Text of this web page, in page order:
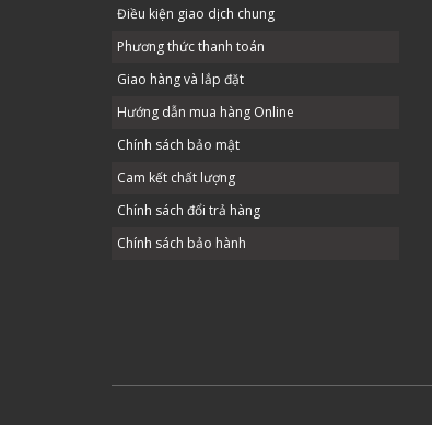
Điều kiện giao dịch chung
Phương thức thanh toán
Giao hàng và lắp đặt
Hướng dẫn mua hàng Online
Chính sách bảo mật
Cam kết chất lượng
Chính sách đổi trả hàng
Chính sách bảo hành